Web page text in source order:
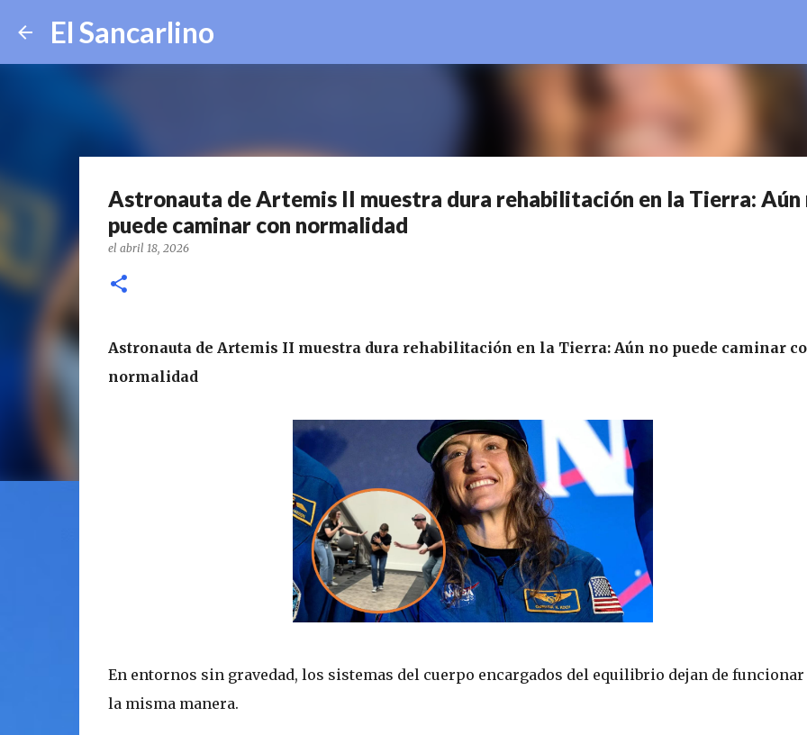
El Sancarlino
Astronauta de Artemis II muestra dura rehabilitación en la Tierra: Aún
puede caminar con normalidad
el abril 18, 2026
Astronauta de Artemis II muestra dura rehabilitación en la Tierra: Aún no puede caminar
normalidad
En entornos sin gravedad, los sistemas del cuerpo encargados del equilibrio dejan de funcionar
la misma manera.